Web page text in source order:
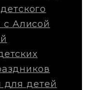
с Алисой
для детей